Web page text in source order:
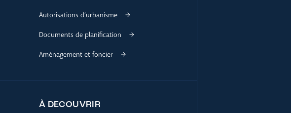
Autorisations d’urbanisme
Documents de planification
Aménagement et foncier
À DECOUVRIR